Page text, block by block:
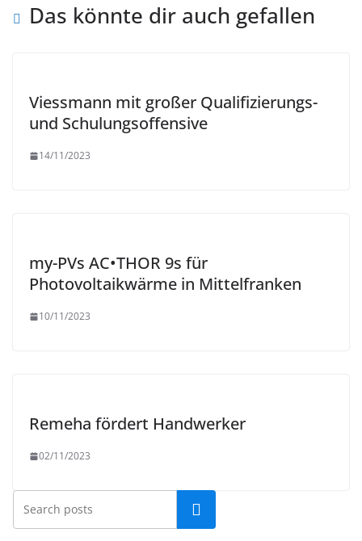
Das könnte dir auch gefallen
Viessmann mit großer Qualifizierungs-
und Schulungsoffensive
14/11/2023
my-PVs AC•THOR 9s für
Photovoltaikwärme in Mittelfranken
10/11/2023
Remeha fördert Handwerker
02/11/2023